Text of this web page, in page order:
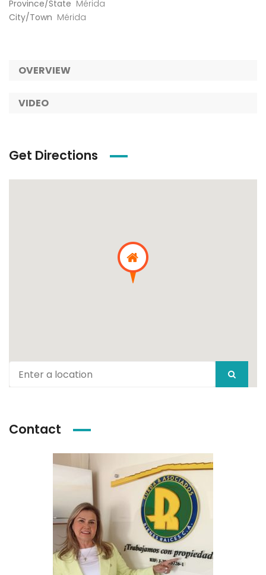
Province/State Mérida
City/Town Mérida
OVERVIEW
VIDEO
Get Directions
Contact